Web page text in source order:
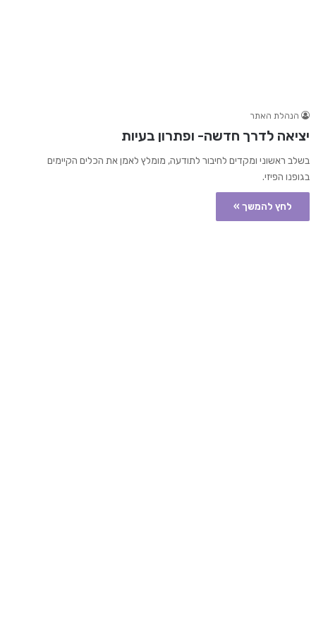
הנהלת האתר
יציאה לדרך חדשה- ופתרון בעיות
בשלב ראשוני ומקדים לחיבור לתודעה, מומלץ לאמן את הכלים הקיימים
בגופנו הפיזי.
לחץ להמשך »